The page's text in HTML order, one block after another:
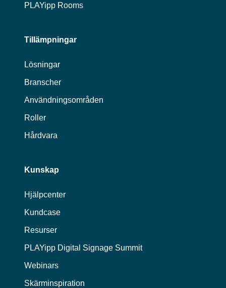
PLAYipp Rooms
Tillämpningar
Lösningar
Branscher
Användningsområden
Roller
Hårdvara
Kunskap
Hjälpcenter
Kundcase
Resurser
PLAYipp Digital Signage Summit
Webinars
Skärminspiration